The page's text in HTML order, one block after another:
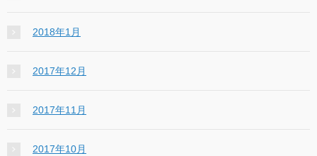
2018年1月
2017年12月
2017年11月
2017年10月